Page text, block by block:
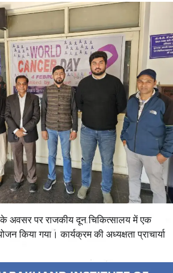
अवसर पर राजकीय दून चिकित्सालय में एक
किया गया। कार्यक्रम की अध्यक्षता प्राचार्या